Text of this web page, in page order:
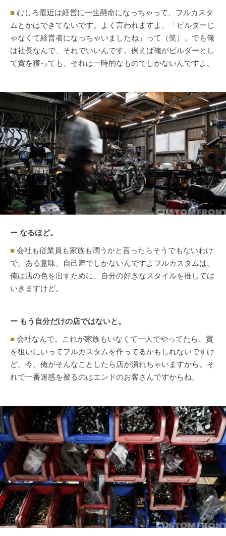
■ むしろ最近は経営に一生懸命になっちゃって、フルカスタ
ムとかはできてないです。よく言われますよ、「ビルダーじ
ゃなくて経営者になっちゃいましたね」って（笑）。でも俺
は社長なんで、それでいいんです。例えば俺がビルダーとし
て賞を獲っても、それは一時的なものでしかないんですよ。
ー なるほど。
■ 会社も従業員も家族も潤うかと言ったらそうでもないわけ
で。ある意味、自己満でしかないんですよフルカスタムは。
俺は店の色を出すために、自分の好きなスタイルを推しては
いきますけど。
ー もう自分だけの店ではないと。
■ 会社なんで。これが家族もいなくて一人でやってたら、賞
を狙いにいってフルカスタムを作ってるかもしれないですけ
ど。今、俺がそんなことしたら店が潰れちゃいますから。そ
れで一番迷惑を被るのはエンドのお客さんですからね。